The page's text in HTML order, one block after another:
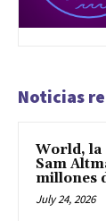
Noticias
World, la
Sam
millones
July 24, 2026